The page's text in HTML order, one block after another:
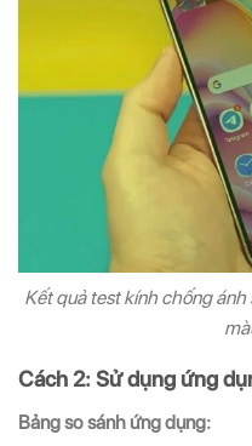
Kết quả test kính chống
Cách 2: Sử dụng ứng
Bảng so sánh ứng dụng: